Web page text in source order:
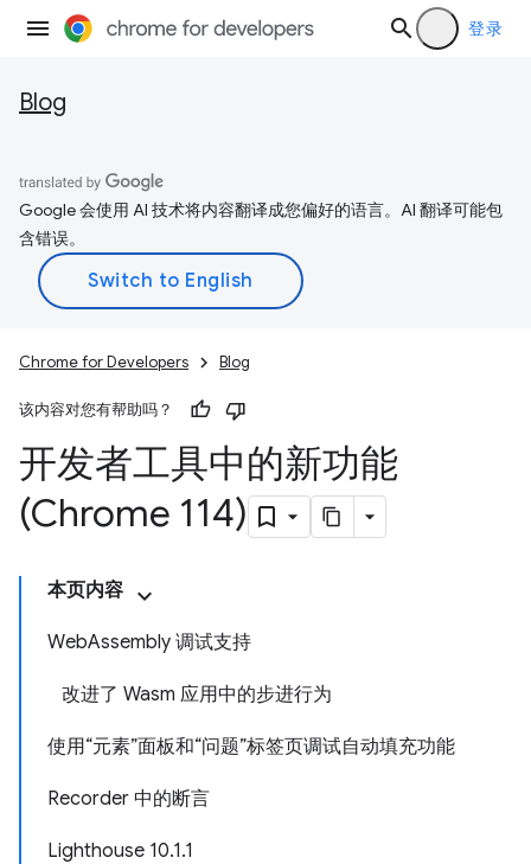
登录
Blog
Google 会使用 AI 技术将内容翻译成您偏好的语言。AI 翻译可能包
含错误。
Chrome for Developers Blog
该内容对您有帮助吗？
开发者工具中的新功能
(Chrome 114)
本页内容
WebAssembly 调试支持
改进了 Wasm 应用中的步进行为
使用“元素”面板和“问题”标签页调试自动填充功能
Recorder 中的断言
Lighthouse 10.1.1